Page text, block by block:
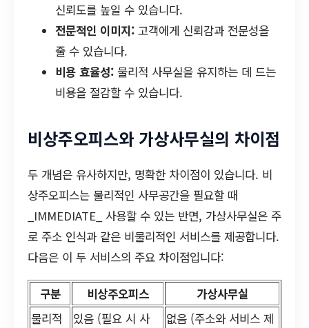
신뢰도를 높일 수 있습니다.
전문적인 이미지: 고객에게 신뢰감과 전문성을
줄 수 있습니다.
비용 효율성: 물리적 사무실을 유지하는 데 드는
비용을 절감할 수 있습니다.
비상주오피스와 가상사무실의 차이점
두 개념은 유사하지만, 명확한 차이점이 있습니다. 비
상주오피스는 물리적인 사무공간을 필요할 때
_IMMEDIATE_ 사용할 수 있는 반면, 가상사무실은 주
로 주소 인식과 같은 비물리적인 서비스를 제공합니다.
다음은 이 두 서비스의 주요 차이점입니다:
구분 비상주오피스
가상사무실
물리적
있음 (필요 시 사 없음 (주소와 서비스 제